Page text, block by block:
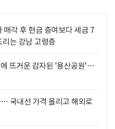
매각 후 현금 증여보다 세금 7
는 강남 고령층
뜨거운 감자된 '용산공원'…
국내선 가격 올리고 해외로